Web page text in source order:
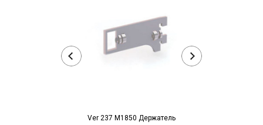
Ver 237 M1850 Держатель